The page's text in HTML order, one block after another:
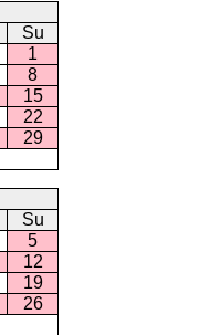
Su
1
8
15
22
29
Su
5
12
19
26